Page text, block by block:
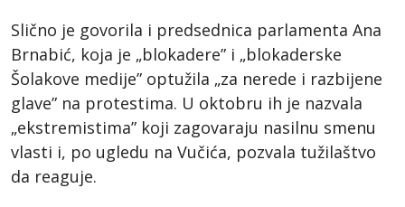
Slično je govorila i predsednica parlamenta Ana
Brnabić, koja je „blokadere” i „blokaderske
Šolakove medije” optužila „za nerede i razbijene
glave” na protestima. U oktobru ih je nazvala
„ekstremistima” koji zagovaraju nasilnu smenu
vlasti i, po ugledu na Vučića, pozvala tužilaštvo
da reaguje.